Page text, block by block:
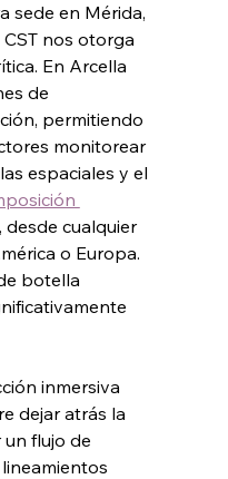
sede en Mérida,
nos otorga
En Arcella
de
permitiendo
monitorear
espaciales y el
desde cualquier
o Europa.
botella
inmersiva
dejar atrás la
flujo de